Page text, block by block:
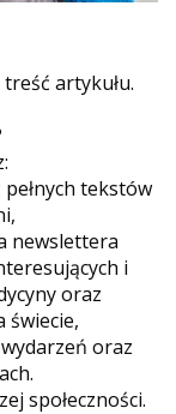
treść artykułu.
tekstów
newslettera
i
oraz
świecie,
oraz
społeczności.